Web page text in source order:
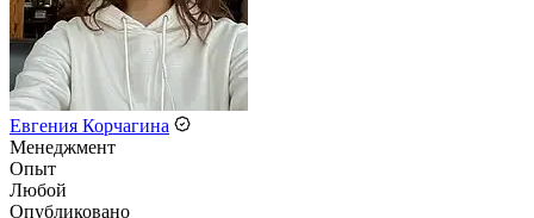
Евгения Корчагина
Менеджмент
Опыт
Любой
Опубликовано